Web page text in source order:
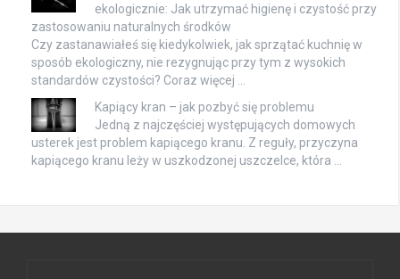
ekologicznie: Jak utrzymać higienę i czystość przy
zastosowaniu naturalnych środków
Czy zastanawiałeś się kiedykolwiek, jak sprzątać kuchnię w
sposób ekologiczny, nie rezygnując przy tym z wysokich
standardów czystości? Coraz więcej …
Kapiący kran – jak pozbyć się problemu
Jedną z najczęściej występujących domowych
usterek jest problem kapiącego kranu. Z reguły, przyczyna
kapiącego kranu leży w uszkodzonej uszczelce, która …